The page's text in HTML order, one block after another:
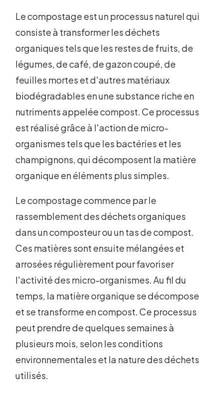
Le compostage est un processus naturel qui
consiste à transformer les déchets
organiques tels que les restes de fruits, de
légumes, de café, de gazon coupé, de
feuilles mortes et d'autres matériaux
biodégradables en une substance riche en
nutriments appelée compost. Ce processus
est réalisé grâce à l'action de micro-
organismes tels que les bactéries et les
champignons, qui décomposent la matière
organique en éléments plus simples.
Le compostage commence par le
rassemblement des déchets organiques
dans un composteur ou un tas de compost.
Ces matières sont ensuite mélangées et
arrosées régulièrement pour favoriser
l'activité des micro-organismes. Au fil du
temps, la matière organique se décompose
et se transforme en compost. Ce processus
peut prendre de quelques semaines à
plusieurs mois, selon les conditions
environnementales et la nature des déchets
utilisés.